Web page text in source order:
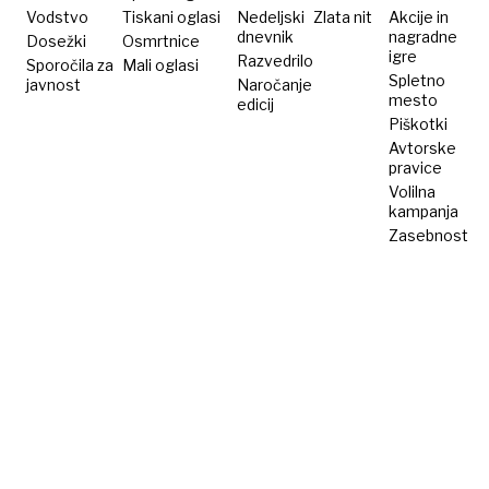
visoka
Vodstvo
Dosežki
Sporočila za
javnost
Tiskani oglasi
Osmrtnice
Mali oglasi
Nedeljski
dnevnik
Razvedrilo
Naročanje
edicij
Zlata nit
Akcije in
nagradne
igre
Spletno
mesto
Piškotki
Avtorske
pravice
Volilna
kampanja
Zasebnost